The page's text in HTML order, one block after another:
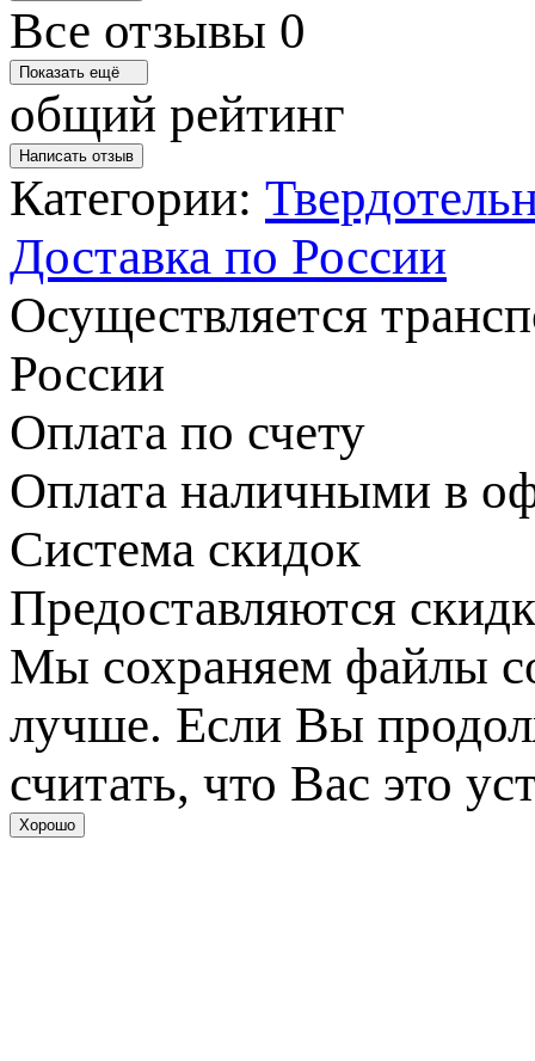
Все отзывы 0
Показать ещё
общий рейтинг
Написать отзыв
Категории:
Доставка по России
Осуществляется
России
Оплата по счету
Оплата наличными в
Система скидок
Предоставляются
Мы сохраняем файлы
лучше. Если Вы
считать, что Вас это
Хорошо